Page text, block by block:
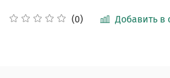
(0) Добавить в